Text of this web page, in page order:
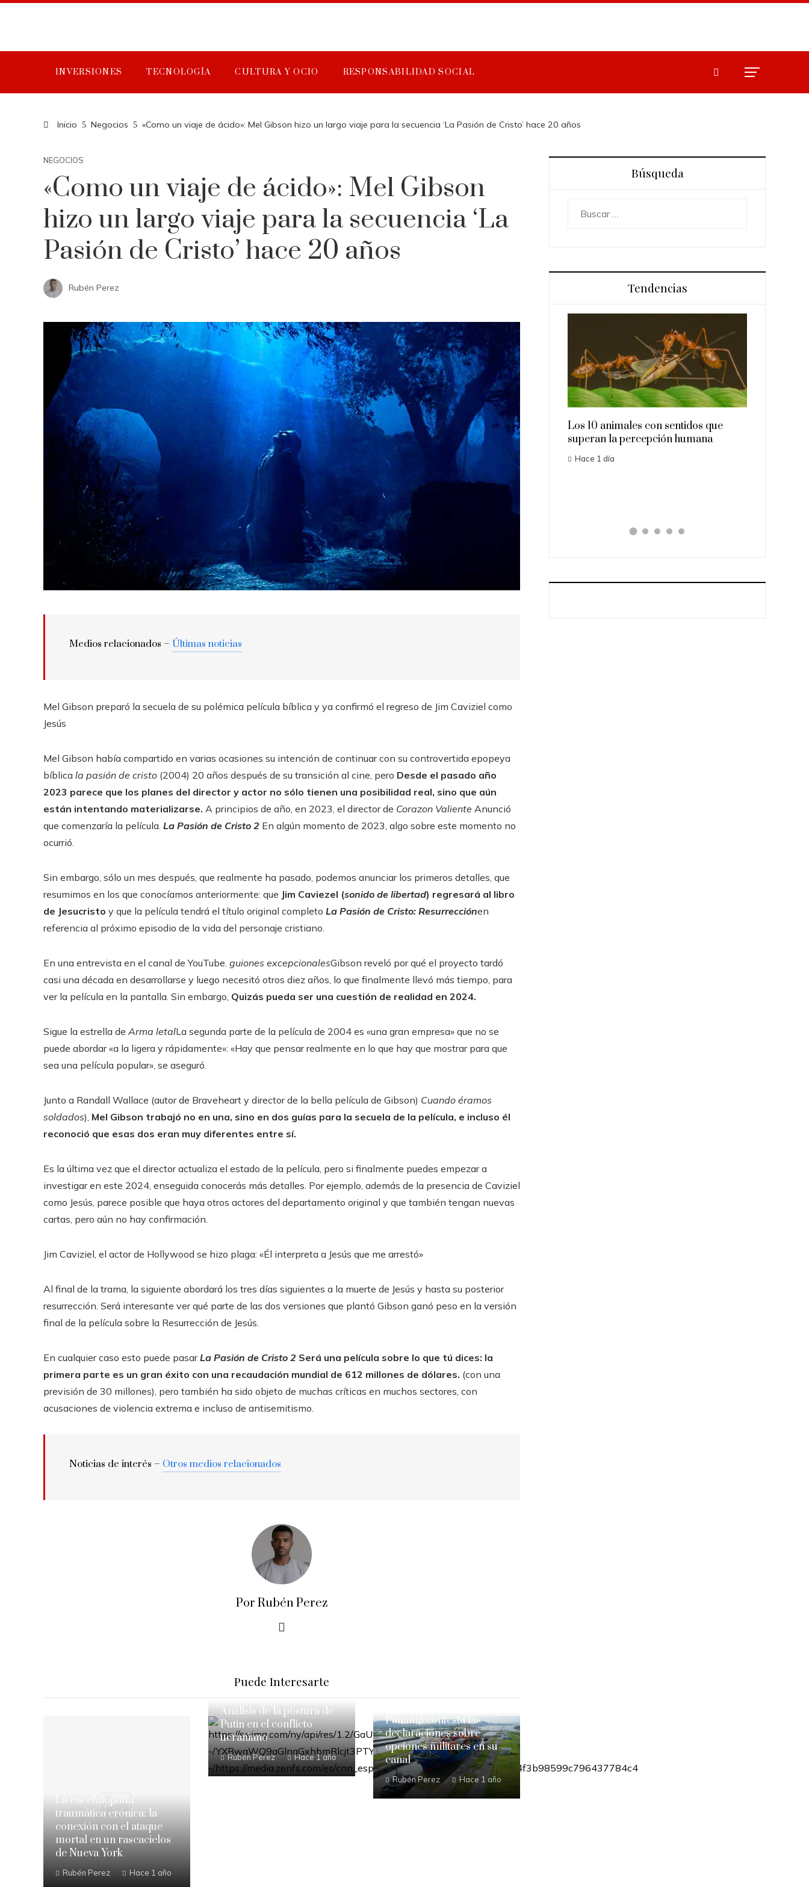
INVERSIONES TECNOLOGÍA CULTURA Y OCIO RESPONSABILIDAD SOCIAL
Inicio Negocios «Como un viaje de ácido»: Mel Gibson hizo un largo viaje para la secuencia ‘La Pasión de Cristo’ hace 20 años
NEGOCIOS
«Como un viaje de ácido»: Mel Gibson
hizo un largo viaje para la secuencia ‘La
Pasión de Cristo’ hace 20 años
Rubén Perez
Medios relacionados – Últimas noticias
Mel Gibson preparó la secuela de su polémica película bíblica y ya confirmó el regreso de Jim Caviziel como
Jesús
Mel Gibson había compartido en varias ocasiones su intención de continuar con su controvertida epopeya
bíblica la pasión de cristo (2004) 20 años después de su transición al cine, pero Desde el pasado año
2023 parece que los planes del director y actor no sólo tienen una posibilidad real, sino que aún
están intentando materializarse. A principios de año, en 2023, el director de Corazon Valiente Anunció
que comenzaría la película. La Pasión de Cristo 2 En algún momento de 2023, algo sobre este momento no
ocurrió.
Sin embargo, sólo un mes después, que realmente ha pasado, podemos anunciar los primeros detalles, que
resumimos en los que conocíamos anteriormente: que Jim Caviezel (sonido de libertad) regresará al libro
de Jesucristo y que la película tendrá el título original completo La Pasión de Cristo: Resurrecciónen
referencia al próximo episodio de la vida del personaje cristiano.
En una entrevista en el canal de YouTube. guiones excepcionalesGibson reveló por qué el proyecto tardó
casi una década en desarrollarse y luego necesitó otros diez años, lo que finalmente llevó más tiempo, para
ver la película en la pantalla. Sin embargo, Quizás pueda ser una cuestión de realidad en 2024.
Sigue la estrella de Arma letalLa segunda parte de la película de 2004 es «una gran empresa» que no se
puede abordar «a la ligera y rápidamente»: «Hay que pensar realmente en lo que hay que mostrar para que
sea una película popular», se aseguró.
Junto a Randall Wallace (autor de Braveheart y director de la bella película de Gibson) Cuando éramos
soldados), Mel Gibson trabajó no en una, sino en dos guías para la secuela de la película, e incluso él
reconoció que esas dos eran muy diferentes entre sí.
Es la última vez que el director actualiza el estado de la película, pero si finalmente puedes empezar a
investigar en este 2024, enseguida conocerás más detalles. Por ejemplo, además de la presencia de Caviziel
como Jesús, parece posible que haya otros actores del departamento original y que también tengan nuevas
cartas, pero aún no hay confirmación.
Jim Caviziel, el actor de Hollywood se hizo plaga: «Él interpreta a Jesús que me arrestó»
Al final de la trama, la siguiente abordará los tres días siguientes a la muerte de Jesús y hasta su posterior
resurrección. Será interesante ver qué parte de las dos versiones que plantó Gibson ganó peso en la versión
final de la película sobre la Resurrección de Jesús.
En cualquier caso esto puede pasarLa Pasión de Cristo 2 Será una película sobre lo que tú dices: la
primera parte es un gran éxito con una recaudación mundial de 612 millones de dólares. (con una
previsión de 30 millones), pero también ha sido objeto de muchas críticas en muchos sectores, con
acusaciones de violencia extrema e incluso de antisemitismo.
Noticias de interés – Otros medios relacionados
Por Rubén Perez
Puede Interesarte
La encefalopatía
traumática crónica: la
conexión con el ataque
mortal en un rascacielos
de Nueva York
Rubén Perez Hace 1 año
Análisis de la postura de
Putin en el conflicto
ucraniano
Rubén Perez Hace 1 año
Panamá contesta las
declaraciones sobre
opciones militares en su
canal
Rubén Perez Hace 1 año
Búsqueda
Tendencias
Los ordenadores que transformaron
la economía y la ciencia en la era
La ausencia de BTS en los Grammy
2027 sorprende a seguidores y
expertos del k-pop
Hace 1 semana
El impacto de los macronutrientes en
la salud y el rendimiento físico
Hace 2 semanas
Los 10 animales con sentidos que
superan la percepción humana
Hace 1 día